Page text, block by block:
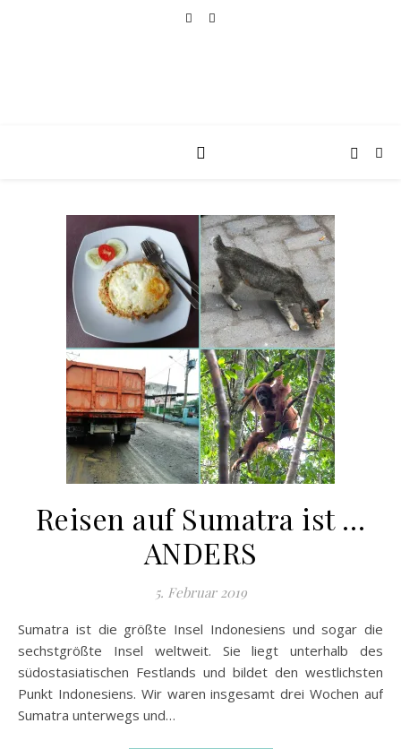
Reisen auf Sumatra ist …
ANDERS
5. Februar 2019
Sumatra ist die größte Insel Indonesiens und sogar die
sechstgrößte Insel weltweit. Sie liegt unterhalb des
südostasiatischen Festlands und bildet den westlichsten
Punkt Indonesiens. Wir waren insgesamt drei Wochen auf
Sumatra unterwegs und…